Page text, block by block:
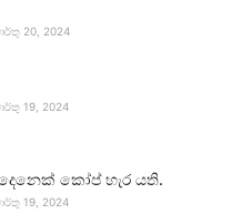
20, 2024
19, 2024
කෝප් හැර යති.
19, 2024